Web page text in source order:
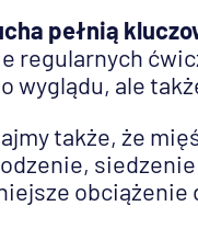
pełnią
regularnych
wyglądu, ale
także, że
obciążenie